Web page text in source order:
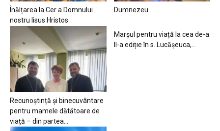
Înălțarea la Cer a Domnului
nostru Iisus Hristos
Dumnezeu…
Recunoștință și binecuvântare
pentru mamele dătătoare de
viață – din partea...
Marșul pentru viață la cea de-a
II-a ediție în s. Lucășeuca,...